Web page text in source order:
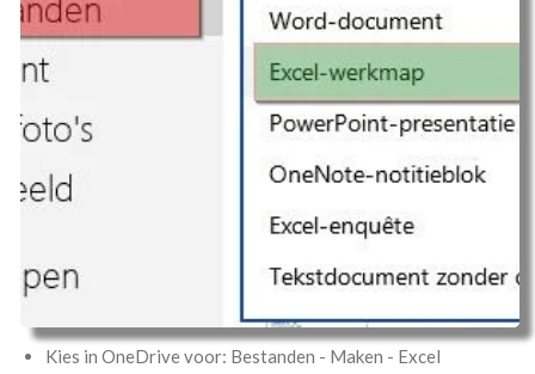
Kies in OneDrive voor: Bestanden - Maken - Excel